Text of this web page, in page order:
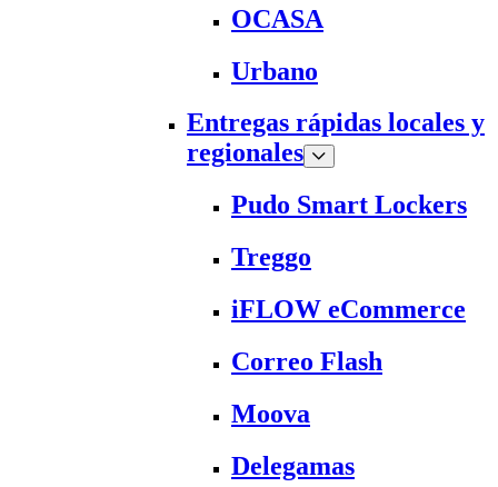
OCASA
Urbano
Entregas rápidas locales y
regionales
Pudo Smart Lockers
Treggo
iFLOW eCommerce
Correo Flash
Moova
Delegamas